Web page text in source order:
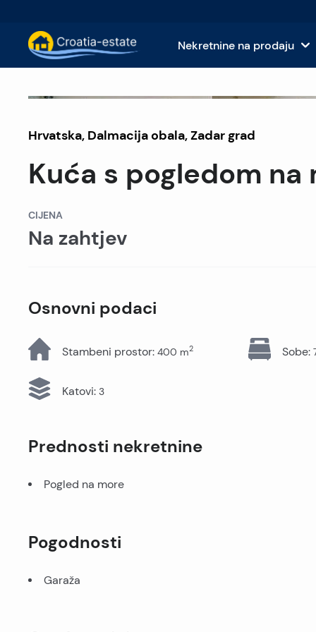
Nekretnine na prodaju
Nekretnine na prodaju na
Nekretnine na prodaju na dalmatinskoj
Nekretnine na prodaju u Istri i Kvarneru
Islands For Sale in Croatia
Sve nekretnine
Kuće
Hrvatska, Dalmacija obala,Zadar grad
Kuća s pogledom
CIJENA
Na zahtjev
Osnovni podaci
Stambeni prostor: 400 m2 Sobe:
Katovi: 3
Prednosti nekretnine
Pogled na more
Pogodnosti
Garaža